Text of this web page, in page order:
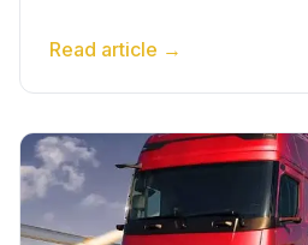
Read article →